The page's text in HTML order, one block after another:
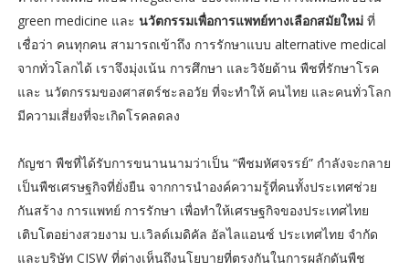
green medicine และ นวัตกรรมเพื่อการแพทย์ทางเลือกสมัยใหม่ ที่
เชื่อว่า คนทุกคน สามารถเข้าถึง การรักษาแบบ alternative medical
จากทั่วโลกได้ เราจึงมุ่งเน้น การศึกษา และวิจัยด้าน พืชที่รักษาโรค
และ นวัตกรรมของศาสตร์ชะลอวัย ที่จะทำให้ คนไทย และคนทั่วโลก
มีความเสี่ยงที่จะเกิดโรคลดลง
กัญชา พืชที่ได้รับการขนานนามว่าเป็น “พืชมหัศจรรย์” กำลังจะกลาย
เป็นพืชเศรษฐกิจที่ยั่งยืน จากการนำองค์ความรู้ที่คนทั้งประเทศช่วย
กันสร้าง การแพทย์ การรักษา เพื่อทำให้เศรษฐกิจของประเทศไทย
เติบโตอย่างสวยงาม บ.เวิลด์เมดิคัล อัลไลแอนซ์ ประเทศไทย จำกัด
และบริษัท CISW ที่ต่างเห็นถึงนโยบายที่ตรงกันในการผลักดันพืช